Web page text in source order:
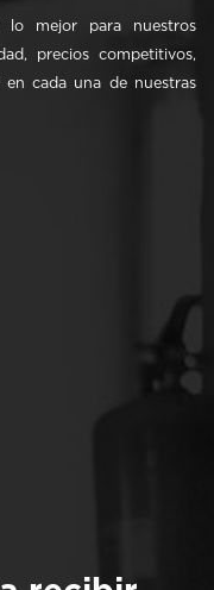
lo mejor para nuestros
precios competitivos,
cada una de nuestras